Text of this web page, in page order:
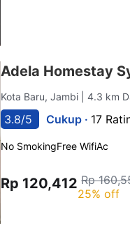
Adela Homestay
Kota Baru, Jambi | 4.3 km
3.8/5 Cukup · 17
No SmokingFree WifiAc
Rp 120,412 Rp
25% off